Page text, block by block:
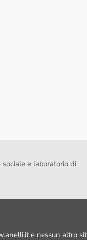
e laboratorio di
e nessun altro